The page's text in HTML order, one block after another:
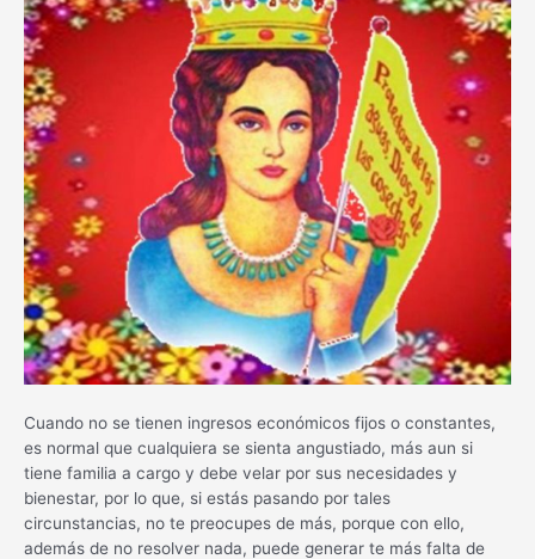
Cuando no se tienen ingresos económicos fijos o constantes,
es normal que cualquiera se sienta angustiado, más aun si
tiene familia a cargo y debe velar por sus necesidades y
bienestar, por lo que, si estás pasando por tales
circunstancias, no te preocupes de más, porque con ello,
además de no resolver nada, puede generar te más falta de